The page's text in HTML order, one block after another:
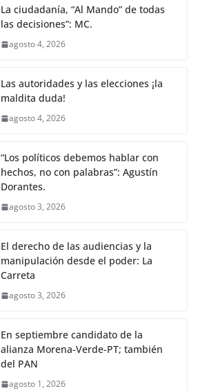
La ciudadanía, “Al Mando” de todas
las decisiones”: MC.
agosto 4, 2026
Las autoridades y las elecciones ¡la
maldita duda!
agosto 4, 2026
“Los políticos debemos hablar con
hechos, no con palabras”: Agustín
Dorantes.
agosto 3, 2026
El derecho de las audiencias y la
manipulación desde el poder: La
Carreta
agosto 3, 2026
En septiembre candidato de la
alianza Morena-Verde-PT; también
del PAN
agosto 1, 2026